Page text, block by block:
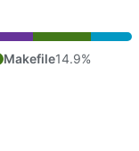
Makefile14.9%